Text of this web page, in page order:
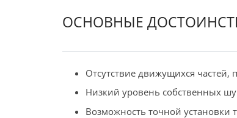
ОСНОВНЫЕ
Отсутствие движущихся частей,
Низкий уровень собственных
Возможность точной установки